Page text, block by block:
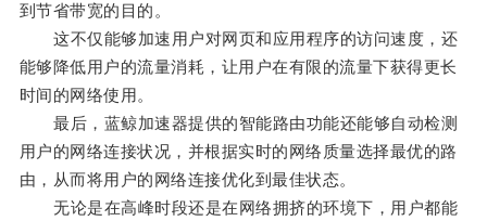
到节省带宽的目的。
这不仅能够加速用户对网页和应用程序的访问速度，还
能够降低用户的流量消耗，让用户在有限的流量下获得更长
时间的网络使用。
最后，蓝鲸加速器提供的智能路由功能还能够自动检测
用户的网络连接状况，并根据实时的网络质量选择最优的路
由，从而将用户的网络连接优化到最佳状态。
无论是在高峰时段还是在网络拥挤的环境下，用户都能